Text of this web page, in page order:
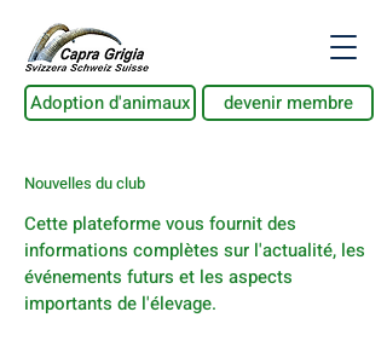
Adoption d'animaux devenir membre
Nouvelles du club
Cette plateforme vous fournit des
informations complètes sur l'actualité, les
événements futurs et les aspects
importants de l'élevage.